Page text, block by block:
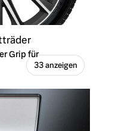
Grip für
33 anzeigen